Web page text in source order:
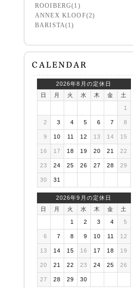
ROOIBERG(1)
ANNEX KLOOF(2)
BARISTA(1)
2026年8月の定休日
日
月 火 水 木 金 土
1
2 3 4 5 6 7 8
9 10 11 12 13 14 15
16 17 18 19 20 21 22
23 24 25 26 27 28 29
30 31
2026年9月の定休日
日
月 火 水 木 金 土
1 2 3 4 5
6 7 8 9 10 11 12
13 14 15 16 17 18 19
20 21 22 23 24 25 26
27 28 29 30